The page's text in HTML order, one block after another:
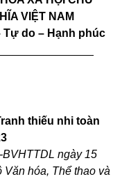
VIỆT NAM
Tự do – Hạnh phúc
thiếu nhi toàn
ngày 15
Văn hóa, Thể thao và